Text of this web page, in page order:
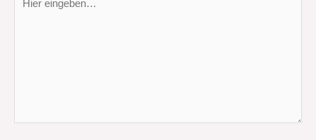
eingeben…